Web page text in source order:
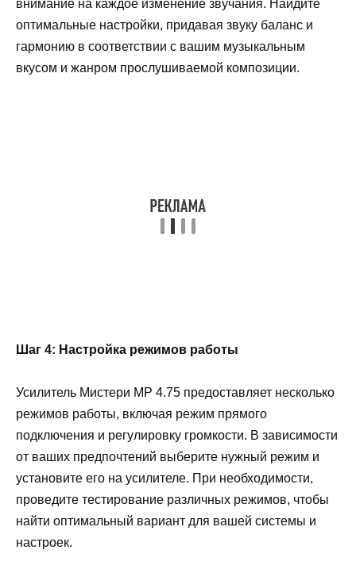
внимание на каждое изменение звучания. Найдите
оптимальные настройки, придавая звуку баланс и
гармонию в соответствии с вашим музыкальным
вкусом и жанром прослушиваемой композиции.
Шаг 4: Настройка режимов работы
Усилитель Мистери МР 4.75 предоставляет несколько
режимов работы, включая режим прямого
подключения и регулировку громкости. В зависимости
от ваших предпочтений выберите нужный режим и
установите его на усилителе. При необходимости,
проведите тестирование различных режимов, чтобы
найти оптимальный вариант для вашей системы и
настроек.